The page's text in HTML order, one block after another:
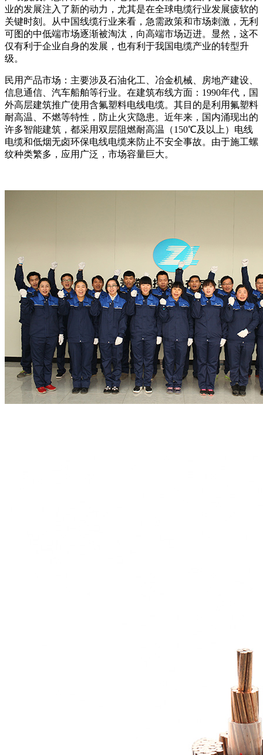
业的发展注入了新的动力，尤其是在全球电缆行业发展疲软的
关键时刻。从中国线缆行业来看，急需政策和市场刺激，无利
可图的中低端市场逐渐被淘汰，向高端市场迈进。显然，这不
仅有利于企业自身的发展，也有利于我国电缆产业的转型升
级。
民用产品市场：主要涉及石油化工、冶金机械、房地产建设、
信息通信、汽车船舶等行业。在建筑布线方面：1990年代，国
外高层建筑推广使用含氟塑料电线电缆。其目的是利用氟塑料
耐高温、不燃等特性，防止火灾隐患。近年来，国内涌现出的
许多智能建筑，都采用双层阻燃耐高温（150℃及以上）电线
电缆和低烟无卤环保电线电缆来防止不安全事故。由于施工螺
纹种类繁多，应用广泛，市场容量巨大。